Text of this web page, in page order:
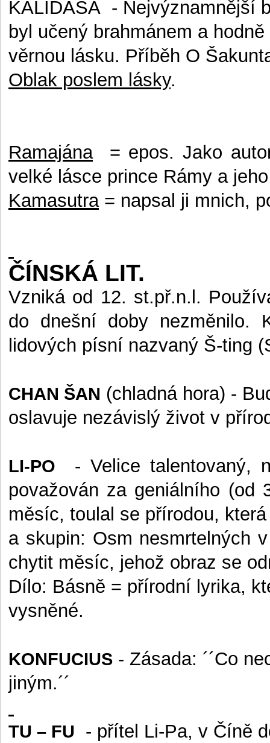
KÁLIDÁSA - Nejvýznamnější
byl učený brahmánem a
věrnou lásku. Příběh O
Oblak poslem lásky.
Ramajána
= epos. Jako
velké lásce prince Rámy a
Kamasutra= napsal ji mnich,
ČÍNSKÁ LIT.
Vzniká od 12. st.př.n.l.
do dnešní doby nezměnilo.
lidových písní nazvaný Š-ting
CHAN ŠAN (chladná hora) -
oslavuje nezávislý život v
LI-PO
- Velice talentovaný,
považován za geniálního
měsíc, toulal se přírodou,
a skupin: Osm nesmrtelných
chytit měsíc, jehož obraz se
Dílo: Básně = přírodní lyrika,
vysněné.
KONFUCIUS - Zásada: ´´Co
jiným.´´
TU – FU
- přítel Li-Pa, v Číně